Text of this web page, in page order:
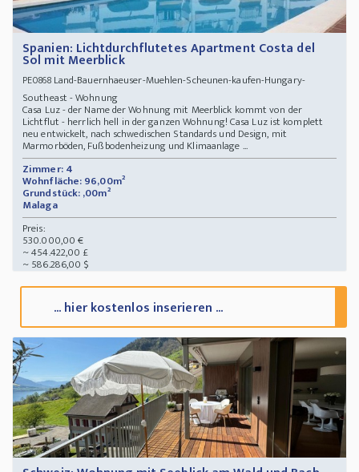
Spanien: Lichtdurchflutetes Apartment Costa del
Sol mit Meerblick
PE0868Land-Bauernhaeuser-Muehlen-Scheunen-kaufen-Hungary-
Southeast - Wohnung
Casa Luz - der Name der Wohnung mit Meerblick kommt von der
Lichtflut - herrlich hell in der ganzen Wohnung! Casa Luz ist komplett
neu entwickelt, nach schwedischen Standards und Design, mit
Marmorböden, Fußbodenheizung und Klimaanlage ...
Zimmer: 4
Wohnfläche: 96,00m²
Grundstück: ,00m²
Malaga
Preis:
530.000,00 €
~ 454.422,00 £
~ 586.286,00 $
... hier kostenlos inserieren ...